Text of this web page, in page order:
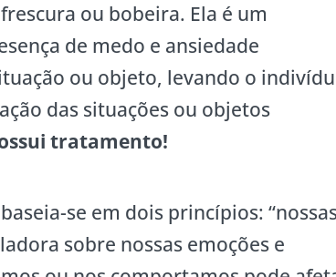
ou bobeira. Ela é um
de medo e ansiedade
ou objeto, levando o
das situações ou objetos
tratamento!
se em dois princípios:
sobre nossas emoções e